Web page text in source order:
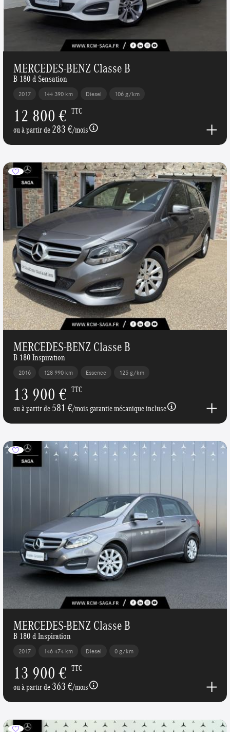
MERCEDES-BENZ Classe B
B 180 d Sensation
2017 144 390 km Diesel 106 g/km
12 800 € TTC
ou à partir de283 €/mois
MERCEDES-BENZ Classe B
B 180 Inspiration
2016 128 990 km Essence 125 g/km
13 900 € TTC
ou à partir de581 €/mois garantie mécanique incluse
MERCEDES-BENZ Classe B
B 180 d Inspiration
2017 146 474 km Diesel 0 g/km
13 900 € TTC
ou à partir de363 €/mois